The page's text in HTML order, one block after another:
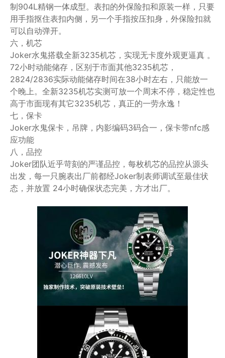
制904L精钢一体成型。表扣的外保险扣和原装一样，只要
用手指抠住表扣内侧，另一个手指按压扣身，外保险扣就
可以自动弹开。
六，机芯
Joker水鬼搭载全新3235机芯，实现无卡度外观更逼真 。
72小时动能储存，区别于市面其他3235机芯，
2824/2836实际动能储存时间在38小时左右，只能放一
个晚上。全新3235机芯实测可放一个周末不停，稳定性也
高于市面现有其它3235机芯，真正的一劳永逸！
七，保卡
Joker水鬼保卡，吊牌，内影编码3码合一，保卡带nfc感
应功能
八，品控
Joker团队近乎苛刻的严谨品控，每枚机芯的品控从源头
出发，每一只腕表出厂前都经Joker制表师调试至最佳状
态，并放置 24小时确保状态完美，方才出厂。